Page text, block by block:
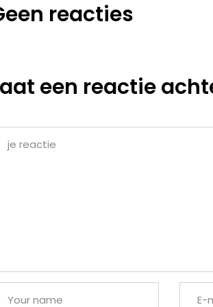
reacties
een reactie